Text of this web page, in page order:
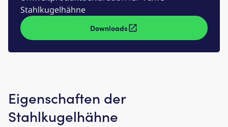
Stahlkugelhähne
Downloads
Eigenschaften der
Stahlkugelhähne